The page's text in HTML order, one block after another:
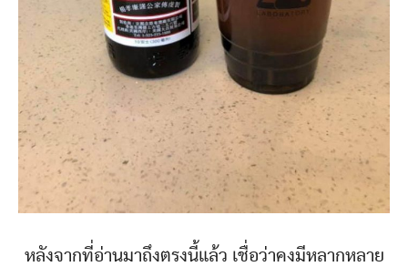
หลังจากที่อ่านมาถึงตรงนี้แล้ว เชื่อว่าคงมีหลากหลาย